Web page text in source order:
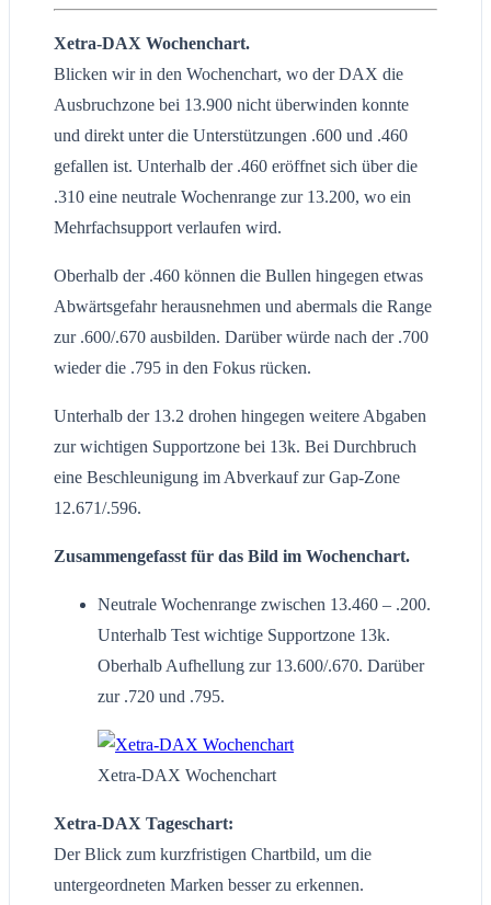
Xetra-DAX Wochenchart.
Blicken wir in den Wochenchart, wo der DAX die
Ausbruchzone bei 13.900 nicht überwinden konnte
und direkt unter die Unterstützungen .600 und .460
gefallen ist. Unterhalb der .460 eröffnet sich über die
.310 eine neutrale Wochenrange zur 13.200, wo ein
Mehrfachsupport verlaufen wird.
Oberhalb der .460 können die Bullen hingegen etwas
Abwärtsgefahr herausnehmen und abermals die Range
zur .600/.670 ausbilden. Darüber würde nach der .700
wieder die .795 in den Fokus rücken.
Unterhalb der 13.2 drohen hingegen weitere Abgaben
zur wichtigen Supportzone bei 13k. Bei Durchbruch
eine Beschleunigung im Abverkauf zur Gap-Zone
12.671/.596.
Zusammengefasst für das Bild im Wochenchart.
Neutrale Wochenrange zwischen 13.460 – .200.
Unterhalb Test wichtige Supportzone 13k.
Oberhalb Aufhellung zur 13.600/.670. Darüber
zur .720 und .795.
Xetra-DAX Wochenchart
Xetra-DAX Tageschart:
Der Blick zum kurzfristigen Chartbild, um die
untergeordneten Marken besser zu erkennen.